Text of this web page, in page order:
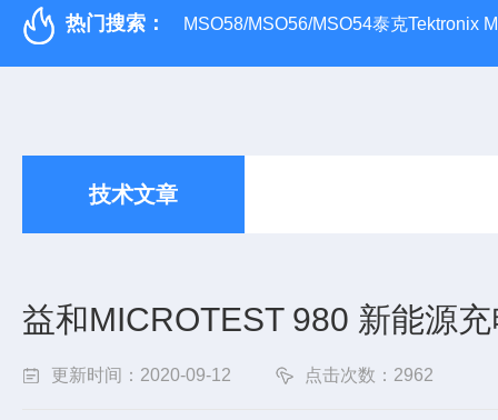
热门搜索： MSO58/MSO56/MSO54泰克Tektronix
技术文章
益和MICROTEST 980 新能源
更新时间：2020-09-12 点击次数：2962